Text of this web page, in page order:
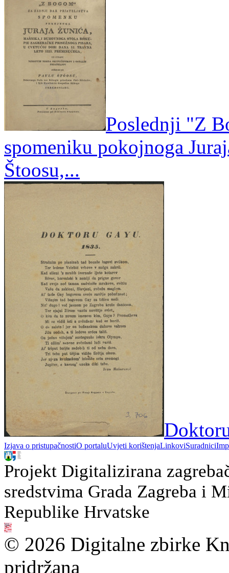
Poslednji "Z
spomeniku pokojnoga
Štoosu,...
Izjava o pristupačnostiO portaluUvjeti korištenjaLinkoviSuradnici
Projekt Digitalizirana
sredstvima Grada Zagreba i
Republike Hrvatske
© 2026 Digitalne zbirke
pridržana